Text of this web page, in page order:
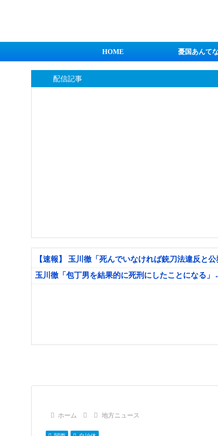
HOME 憂国あんて
配信記事
【速報】 玉川徹「死んでいなければ銃刀法違反と
玉川徹「包丁男を結果的に死刑にしたことになる
ホーム 地方ニュース